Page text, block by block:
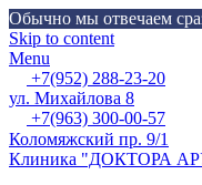
Обычно мы отвечаем
Skip to content
Menu
+7(952) 288-23-20
ул. Михайлова 8
+7(963) 300-00-57
Коломяжский пр. 9/1
Клиника "ДОКТОРА